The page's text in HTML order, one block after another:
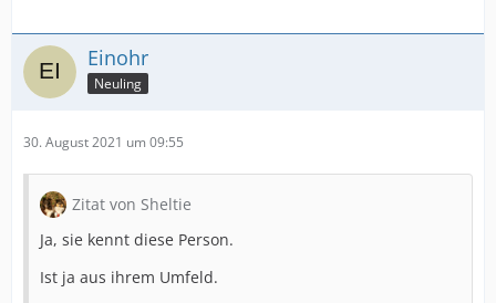
Einohr
Neuling
30. August 2021 um 09:55
Zitat von Sheltie
Ja, sie kennt diese Person.
Ist ja aus ihrem Umfeld.